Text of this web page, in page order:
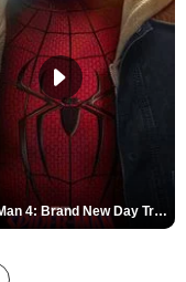
Spider-Man 4: Brand New Day Trailer (3) DF